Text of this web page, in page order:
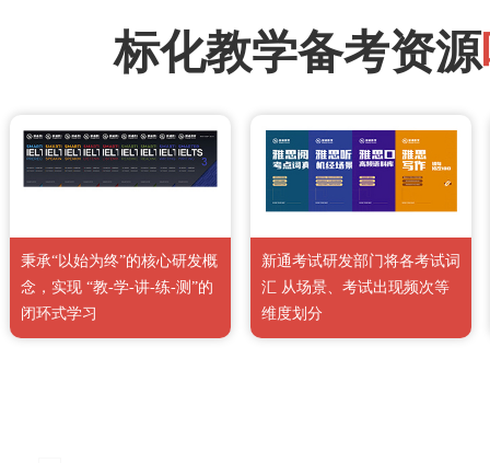
标化教学备考资源
秉承“以始为终”的核心研发概
念，实现 “教-学-讲-练-测”的
闭环式学习
新通考试研发部门将各考试词
汇 从场景、考试出现频次等
维度划分